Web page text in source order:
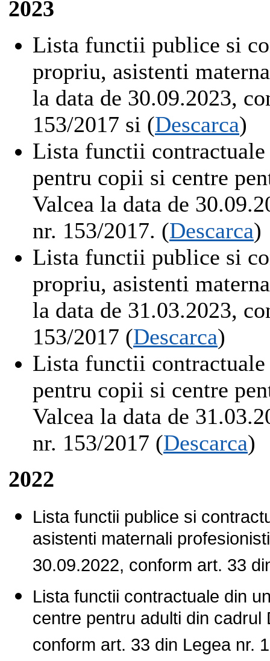
2023
Lista functii publice si
propriu, asistenti
la data de 30.09.2023,
153/2017 si (Descarca)
Lista functii
pentru copii si centre
Valcea la data de
nr. 153/2017. (Descarca)
Lista functii publice si
propriu, asistenti
la data de 31.03.2023,
153/2017 (Descarca)
Lista functii
pentru copii si centre
Valcea la data de
nr. 153/2017 (Descarca)
2022
Lista functii publice si
asistenti maternali
30.09.2022, conform art. 33
Lista functii contractuale din
centre pentru adulti din
conform art. 33 din Legea nr.